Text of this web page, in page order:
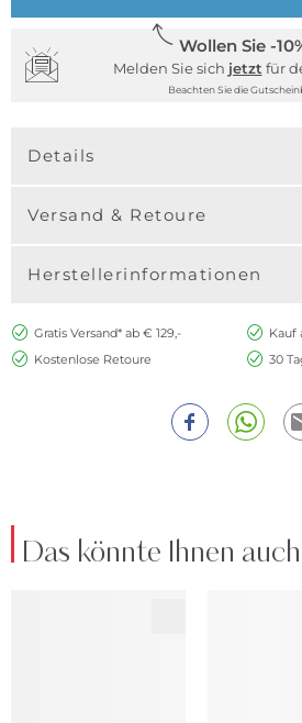
Wollen Sie -
Melden Sie sich jetzt für
Beachten Sie die
Details
Versand & Retoure
Herstellerinformationen
Gratis Versand* ab € 129,-
Kauf
Kostenlose Retoure
30
Das könnte Ihnen